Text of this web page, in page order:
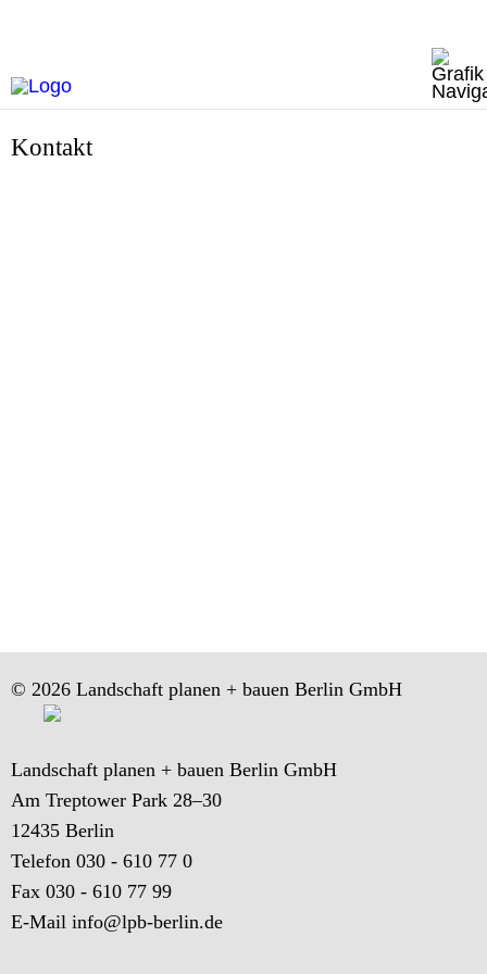
Kontakt
© 2026 Landschaft planen + bauen Berlin GmbH
Landschaft planen + bauen Berlin GmbH
Am Treptower Park 28–30
12435 Berlin
Telefon 030 - 610 77 0
Fax 030 - 610 77 99
E-Mail info@lpb-berlin.de